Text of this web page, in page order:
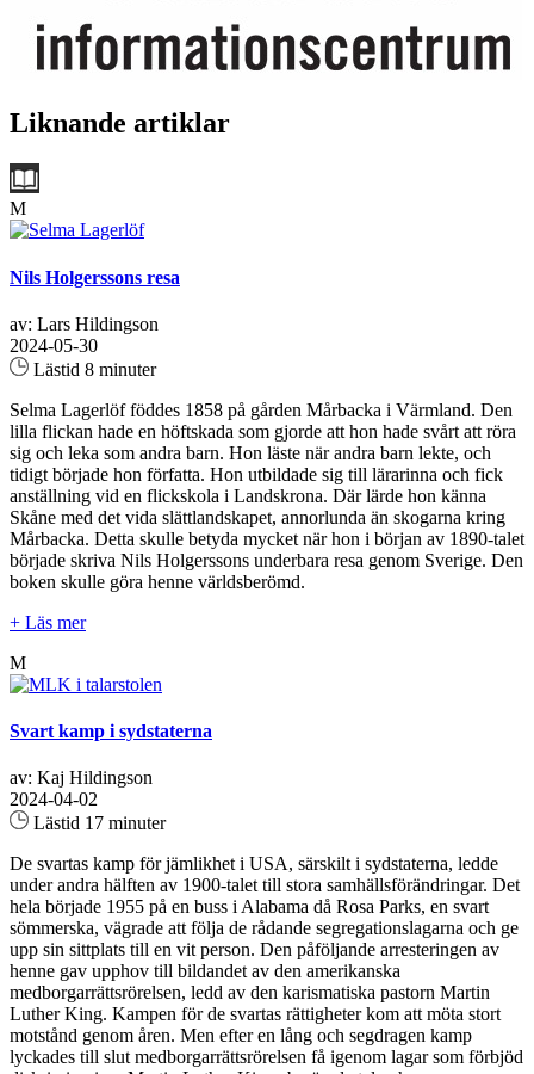
Liknande artiklar
M
Nils Holgerssons resa
av: Lars Hildingson
2024-05-30
Lästid 8 minuter
Selma Lagerlöf föddes 1858 på gården Mårbacka i Värmland. Den
lilla flickan hade en höftskada som gjorde att hon hade svårt att röra
sig och leka som andra barn. Hon läste när andra barn lekte, och
tidigt började hon författa. Hon utbildade sig till lärarinna och fick
anställning vid en flickskola i Landskrona. Där lärde hon känna
Skåne med det vida slättlandskapet, annorlunda än skogarna kring
Mårbacka. Detta skulle betyda mycket när hon i början av 1890-talet
började skriva Nils Holgerssons underbara resa genom Sverige. Den
boken skulle göra henne världsberömd.
+ Läs mer
M
Svart kamp i sydstaterna
av: Kaj Hildingson
2024-04-02
Lästid 17 minuter
De svartas kamp för jämlikhet i USA, särskilt i sydstaterna, ledde
under andra hälften av 1900-talet till stora samhällsförändringar. Det
hela började 1955 på en buss i Alabama då Rosa Parks, en svart
sömmerska, vägrade att följa de rådande segregationslagarna och ge
upp sin sittplats till en vit person. Den påföljande arresteringen av
henne gav upphov till bildandet av den amerikanska
medborgarrättsrörelsen, ledd av den karismatiska pastorn Martin
Luther King. Kampen för de svartas rättigheter kom att möta stort
motstånd genom åren. Men efter en lång och segdragen kamp
lyckades till slut medborgarrättsrörelsen få igenom lagar som förbjöd